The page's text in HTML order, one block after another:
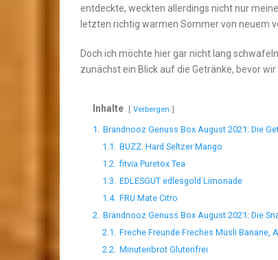
entdeckte, weckten allerdings nicht nur
letzten richtig warmen Sommer von neuem
Doch ich möchte hier gar nicht lang
zunächst ein Blick auf die Getränke, bevor
Inhalte Verbergen
1. Brandnooz Genuss Box August 2021: Die
1.1. BUZZ. Hard Seltzer Mango
1.2. fitvia Puretox Tea
1.3. EDLESGUT edlesgold Limonade
1.4. FRU Mate Citro
2. Brandnooz Genuss Box August 2021: Die
2.1. Freche Freunde Freches Müsli Banane,
2.2. Minutenbrot Glutenfrei